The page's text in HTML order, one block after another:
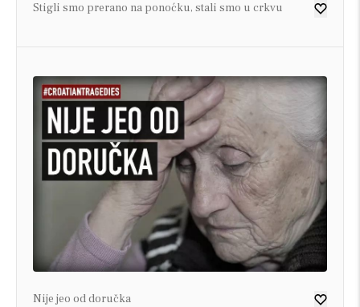
Stigli smo prerano na ponoćku, stali smo u crkvu
Nije jeo od doručka